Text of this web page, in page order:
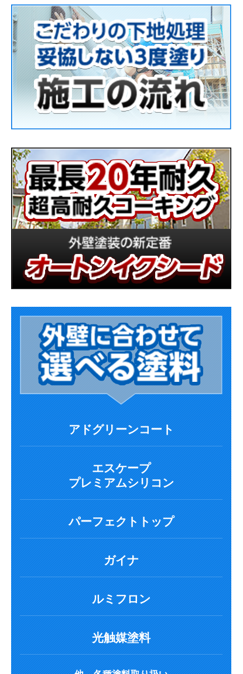
アドグリーンコート
エスケープ
プレミアムシリコン
パーフェクトトップ
ガイナ
ルミフロン
光触媒塗料